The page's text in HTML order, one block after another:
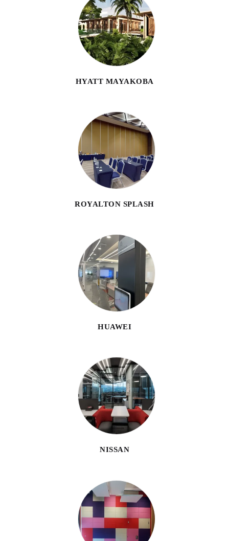
HYATT MAYAKOBA
ROYALTON SPLASH
HUAWEI
NISSAN